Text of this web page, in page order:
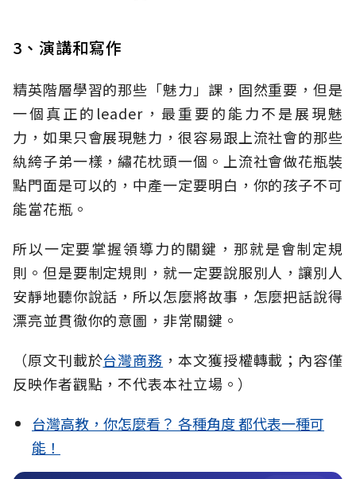
3、演講和寫作
精英階層學習的那些「魅力」課，固然重要，但是
一個真正的leader，最重要的能力不是展現魅
力，如果只會展現魅力，很容易跟上流社會的那些
紈絝子弟一樣，繡花枕頭一個。上流社會做花瓶裝
點門面是可以的，中產一定要明白，你的孩子不可
能當花瓶。
所以一定要掌握領導力的關鍵，那就是會制定規
則。但是要制定規則，就一定要說服別人，讓別人
安靜地聽你說話，所以怎麼將故事，怎麼把話說得
漂亮並貫徹你的意圖，非常關鍵。
（原文刊載於台灣商務 ，本文獲授權轉載；內容僅
反映作者觀點，不代表本社立場。）
台灣高教，你怎麼看？ 各種角度 都代表一種可
能！